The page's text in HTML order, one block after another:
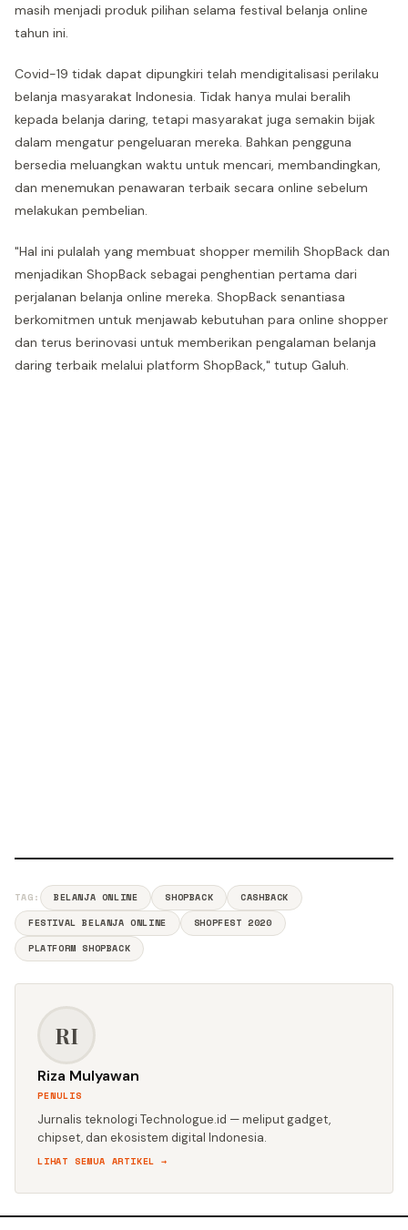
masih menjadi produk pilihan selama festival belanja online
tahun ini.
Covid-19 tidak dapat dipungkiri telah mendigitalisasi perilaku
belanja masyarakat Indonesia. Tidak hanya mulai beralih
kepada belanja daring, tetapi masyarakat juga semakin bijak
dalam mengatur pengeluaran mereka. Bahkan pengguna
bersedia meluangkan waktu untuk mencari, membandingkan,
dan menemukan penawaran terbaik secara online sebelum
melakukan pembelian.
"Hal ini pulalah yang membuat shopper memilih ShopBack dan
menjadikan ShopBack sebagai penghentian pertama dari
perjalanan belanja online mereka. ShopBack senantiasa
berkomitmen untuk menjawab kebutuhan para online shopper
dan terus berinovasi untuk memberikan pengalaman belanja
daring terbaik melalui platform ShopBack," tutup Galuh.
TAG: BELANJA ONLINE SHOPBACK
CASHBACK
FESTIVAL BELANJA ONLINE
SHOPFEST 2020
PLATFORM SHOPBACK
RI
Riza Mulyawan
PENULIS
Jurnalis teknologi Technologue.id — meliput gadget,
chipset, dan ekosistem digital Indonesia.
LIHAT SEMUA ARTIKEL →